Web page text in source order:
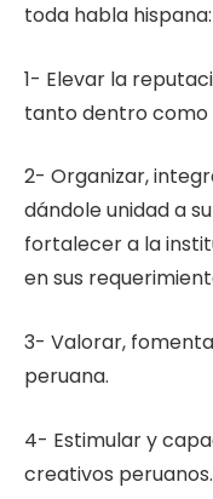
toda habla hispana:
1- Elevar la
tanto dentro como
2- Organizar,
dándole unidad a
fortalecer a la
en sus
3- Valorar,
peruana.
4- Estimular y
creativos peruanos.